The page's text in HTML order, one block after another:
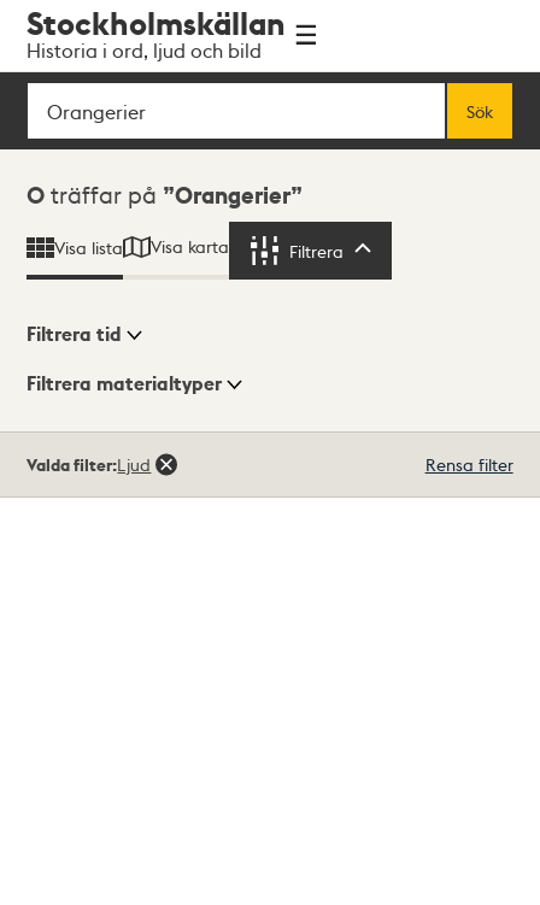
navigationen
huvudinnehållet
Stockholmskällan
Historia i ord, ljud och bild
Sök
Sök
Sökresultat
0 träffar på Orangerier
Visa lista Visa karta Filtrera
Visningsläge
Filtrera tid
Filtrera materialtyper
träffar
Valda filter:Ljud Rensa filter